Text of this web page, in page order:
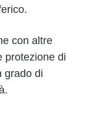
con altre
protezione di
grado di